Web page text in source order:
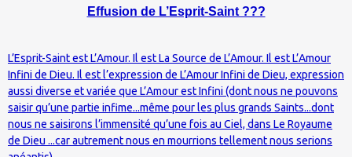
Effusion de L’Esprit-Saint ???
L’Esprit-Saint est L’Amour. Il est La Source de L’Amour. Il est L’Amour
Infini de Dieu. Il est l’expression de L’Amour Infini de Dieu, expression
aussi diverse et variée que L’Amour est Infini (dont nous ne pouvons
saisir qu’une partie infime...même pour les plus grands Saints...dont
nous ne saisirons l’immensité qu’une fois au Ciel, dans Le Royaume
de Dieu ...car autrement nous en mourrions tellement nous serions